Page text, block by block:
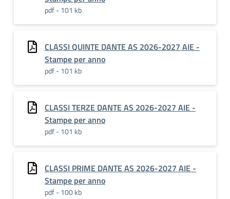
pdf - 101 kb
CLASSI QUINTE DANTE AS 2026-2027 AIE -
Stampe per anno
pdf - 101 kb
CLASSI TERZE DANTE AS 2026-2027 AIE -
Stampe per anno
pdf - 101 kb
CLASSI PRIME DANTE AS 2026-2027 AIE -
Stampe per anno
pdf - 100 kb